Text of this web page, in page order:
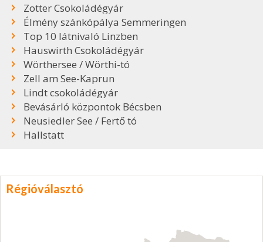
Zotter Csokoládégyár
Élmény szánkópálya Semmeringen
Top 10 látnivaló Linzben
Hauswirth Csokoládégyár
Wörthersee / Wörthi-tó
Zell am See-Kaprun
Lindt csokoládégyár
Bevásárló központok Bécsben
Neusiedler See / Fertő tó
Hallstatt
Régióválasztó